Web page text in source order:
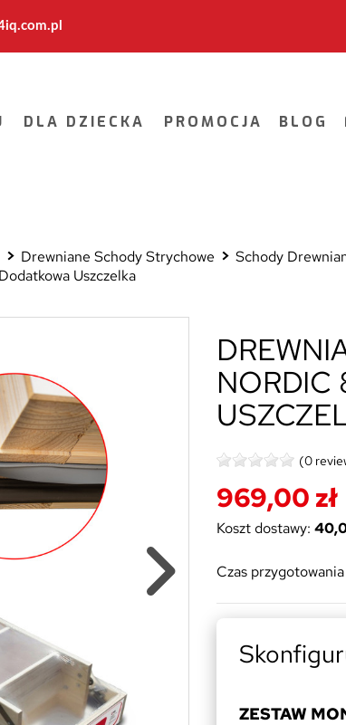
DLA DZIECKA PROMOCJA BLOG
Drewniane Schody Strychowe
Schody
Uszczelka
NORDIC
(0
969,00 zł
Koszt dostawy:
Czas
ZESTAW